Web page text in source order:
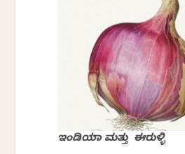
ಇಂಡಿಯಾ ಮತ್ತು ಈರುಳ್ಳಿ